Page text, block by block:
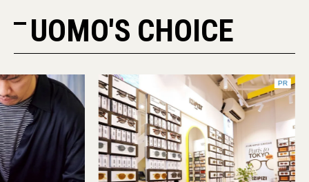
UOMO'S CHOICE
PR